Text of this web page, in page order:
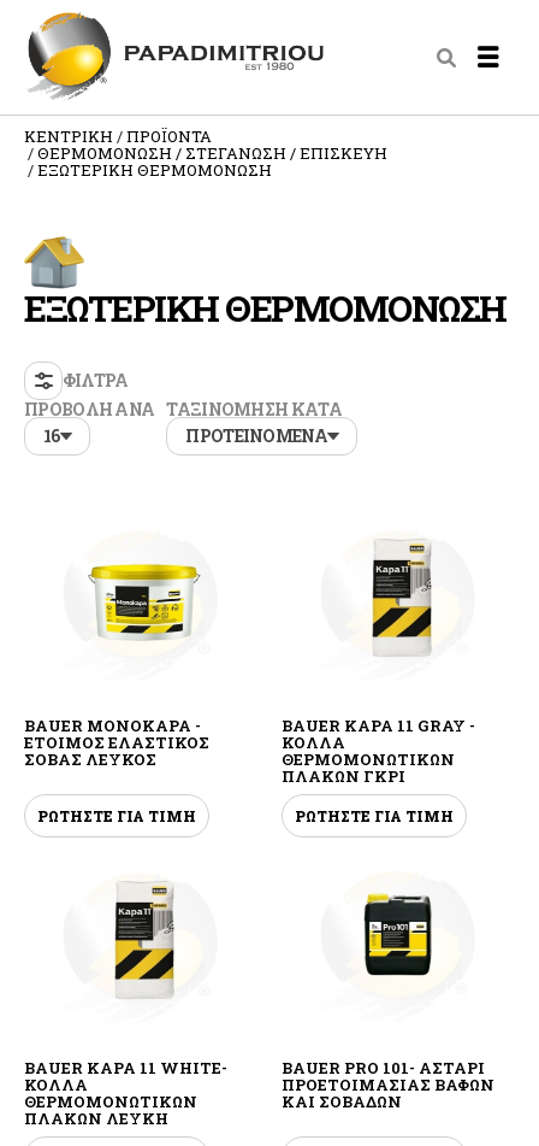
ΚΕΝΤΡΙΚΗ ΠΡΟΪΟΝΤΑ
ΘΕΡΜΟΜΟΝΩΣΗ / ΣΤΕΓΑΝΩΣΗ / ΕΠΙΣΚΕΥΗ
ΕΞΩΤΕΡΙΚΗ ΘΕΡΜΟΜΟΝΩΣΗ
ΕΞΩΤΕΡΙΚΗ ΘΕΡΜΟΜΟΝΩΣΗ
ΦΙΛΤΡΑ
ΠΡΟΒΟΛΗ ΑΝΑ
16
ΤΑΞΙΝΟΜΗΣΗ ΚΑΤΑ
ΠΡΟΤΕΙΝΟΜΕΝΑ
BAUER MONOKAPA -
ΕΤΟΙΜΟΣ ΕΛΑΣΤΙΚΟΣ
ΣΟΒΑΣ ΛΕΥΚΟΣ
ΡΩΤΗΣΤΕ ΓΙΑ ΤΙΜΗ
BAUER KAPA 11 GRAY -
ΚΟΛΛΑ
ΘΕΡΜΟΜΟΝΩΤΙΚΩΝ
ΠΛΑΚΩΝ ΓΚΡΙ
ΡΩΤΗΣΤΕ ΓΙΑ ΤΙΜΗ
BAUER KAPA 11 WHITE-
ΚΟΛΛΑ
ΘΕΡΜΟΜΟΝΩΤΙΚΩΝ
ΠΛΑΚΩΝ ΛΕΥΚΗ
BAUER PRO 101- ΑΣΤΑΡΙ
ΠΡΟΕΤΟΙΜΑΣΙΑΣ ΒΑΦΩΝ
ΚΑΙ ΣΟΒΑΔΩΝ